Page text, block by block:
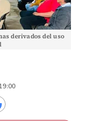
derivados del uso